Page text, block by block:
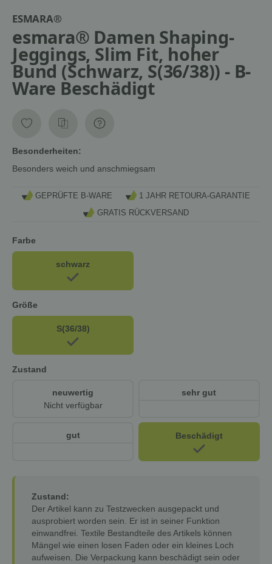
ESMARA®
esmara® Damen Shaping-
Jeggings, Slim Fit, hoher
Bund (Schwarz, S(36/38)) - B-
Ware Beschädigt
Besonderheiten:
Besonders weich und anschmiegsam
GEPRÜFTE B-WARE
1 JAHR RETOURA-GARANTIE
GRATIS RÜCKVERSAND
Farbe
schwarz
Größe
S(36/38)
Zustand
neuwertig
Nicht verfügbar
sehr gut
gut Beschädigt
Zustand:
Der Artikel kann zu Testzwecken ausgepackt und
ausprobiert worden sein. Er ist in seiner Funktion
einwandfrei. Textile Bestandteile des Artikels können
Mängel wie einen losen Faden oder ein kleines Loch
aufweisen. Die Verpackung kann beschädigt sein oder